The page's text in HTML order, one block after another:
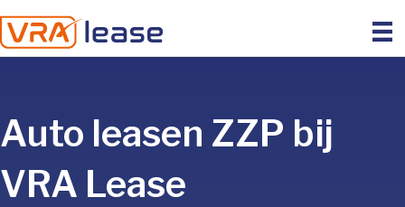
Auto leasen ZZP bij
VRA Lease